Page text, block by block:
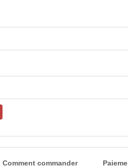
Comment commander